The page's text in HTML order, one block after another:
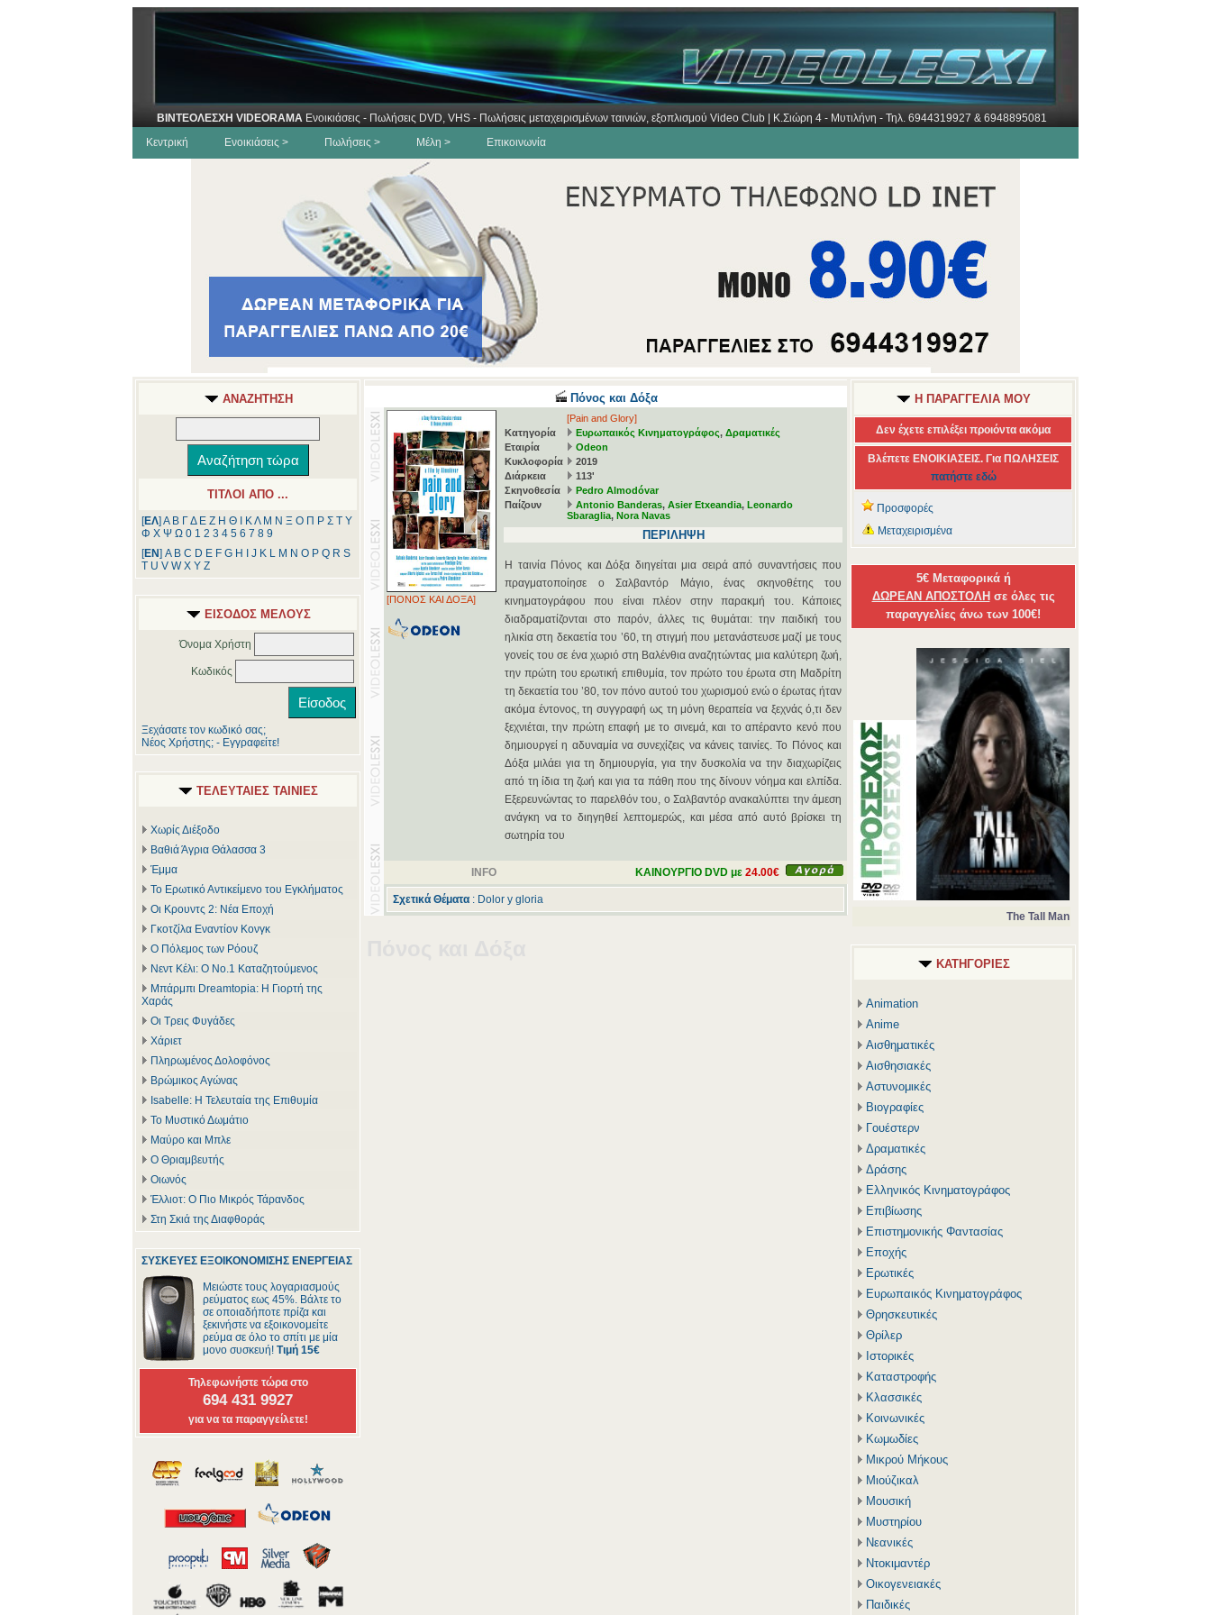
ΒΙΝΤΕΟΛΕΣΧΗ VIDEORAMA Ενοικιάσεις - Πωλήσεις DVD, VHS - Πωλήσεις μεταχειρισμένων ταινιών, εξοπλισμού Video Club | Κ.Σιώρη 4 - Μυτιλήνη - Τηλ. 6944319927 & 6948895081
Κεντρική
Ενοικιάσεις > Πωλήσεις > Μέλη > Επικοινωνία
ΑΝΑΖΗΤΗΣΗ
ΤΙΤΛΟΙ ΑΠΟ ...
[ΕΛ] Α Β ΓΔ Ε Ζ Η Θ ΚΛ Μ Ν Ξ Ο Π Ρ Σ Τ Υ
Φ Χ Ψ Ω 0 1 2 3 4 5 6 7 8 9
[ΕΝ] A B C D E F G H J K L M N O P Q R S
T U V W X Y Z
ΕΙΣΟΔΟΣ ΜΕΛΟΥΣ
Όνομα Χρήστη
Κωδικός
Ξεχάσατε τον κωδικό σας;
Νέος Χρήστης; - Εγγραφείτε!
ΤΕΛΕΥΤΑΙΕΣ ΤΑΙΝΙΕΣ
Χωρίς Διέξοδο
Βαθιά Άγρια Θάλασσα 3
Έμμα
Το Ερωτικό Αντικείμενο του Εγκλήματος
Οι Κρουντς 2: Νέα Εποχή
Γκοτζίλα Εναντίον Κονγκ
Ο Πόλεμος των Ρόουζ
Νεντ Κέλι: Ο Νο.1 Καταζητούμενος
Μπάρμπι Dreamtopia: Η Γιορτή της
Χαράς
Οι Τρεις Φυγάδες
Χάριετ
Πληρωμένος Δολοφόνος
Βρώμικος Αγώνας
Isabelle: Η Τελευταία της Επιθυμία
Το Μυστικό Δωμάτιο
Μαύρο και Μπλε
Ο Θριαμβευτής
Οιωνός
Έλλιοτ: Ο Πιο Μικρός Τάρανδος
Στη Σκιά της Διαφθοράς
ΣΥΣΚΕΥΕΣ ΕΞΟΙΚΟΝΟΜΙΣΗΣ ΕΝΕΡΓΕΙΑΣ
Μειώστε τους λογαριασμούς
ρεύματος εως 45%. Βάλτε το
σε οποιαδήποτε πρίζα και
ξεκινήστε να εξοικονομείτε
ρεύμα σε όλο το σπίτι με μία
μονο συσκευή! Τιμή 15€
Τηλεφωνήστε τώρα στο
694 431 9927
για να τα παραγγείλετε!
Πόνος και Δόξα
[ΠΟΝΟΣ ΚΑΙ ΔΟΞΑ]
[Pain and Glory]
Κατηγορία
Ευρωπαικός Κινηματογράφος, Δραματικές
Εταιρία
Odeon
Κυκλοφορία
2019
Διάρκεια
113'
Σκηνοθεσία
Pedro Almodóvar
Παίζουν
Antonio Banderas, Asier Etxeandia, Leonardo
Sbaraglia, Nora Navas
ΠΕΡΙΛΗΨΗ
Η ταινία Πόνος και Δόξα διηγείται μια σειρά από συναντήσεις που
πραγματοποίησε ο Σαλβαντόρ Μάγιο, ένας σκηνοθέτης του
κινηματογράφου που είναι πλέον στην παρακμή του. Κάποιες
διαδραματίζονται στο παρόν, άλλες τις θυμάται: την παιδική του
ηλικία στη δεκαετία του ’60, τη στιγμή που μετανάστευσε μαζί με τους
γονείς του σε ένα χωριό στη Βαλένθια αναζητώντας μια καλύτερη ζωή,
την πρώτη του ερωτική επιθυμία, τον πρώτο του έρωτα στη Μαδρίτη
τη δεκαετία του ’80, τον πόνο αυτού του χωρισμού ενώ ο έρωτας ήταν
ακόμα έντονος, τη συγγραφή ως τη μόνη θεραπεία να ξεχνάς ό,τι δεν
ξεχνιέται, την πρώτη επαφή με το σινεμά, και το απέραντο κενό που
δημιουργεί η αδυναμία να συνεχίζεις να κάνεις ταινίες. Το Πόνος και
Δόξα μιλάει για τη δημιουργία, για την δυσκολία να την διαχωρίζεις
από τη ίδια τη ζωή και για τα πάθη που της δίνουν νόημα και ελπίδα.
Εξερευνώντας το παρελθόν του, ο Σαλβαντόρ ανακαλύπτει την άμεση
ανάγκη να το διηγηθεί λεπτομερώς, και μέσα από αυτό βρίσκει τη
σωτηρία του
INFO ΚΑΙΝΟΥΡΓΙΟ DVD με 24.00€
Σχετικά Θέματα : Dolor y gloria
Η ΠΑΡΑΓΓΕΛΙΑ ΜΟΥ
Δεν έχετε επιλέξει προιόντα ακόμα
Βλέπετε ΕΝΟΙΚΙΑΣΕΙΣ. Για ΠΩΛΗΣΕΙΣ
πατήστε εδώ
Προσφορές
Μεταχειρισμένα
5€ Μεταφορικά ή
ΔΩΡΕΑΝ ΑΠΟΣΤΟΛΗ σε όλες τις
παραγγελίες άνω των 100€!
The Tall Man
ΚΑΤΗΓΟΡΙΕΣ
Animation
Anime
Αισθηματικές
Αισθησιακές
Αστυνομικές
Βιογραφίες
Γουέστερν
Δραματικές
Δράσης
Ελληνικός Κινηματογράφος
Επιβίωσης
Επιστημονικής Φαντασίας
Εποχής
Ερωτικές
Ευρωπαικός Κινηματογράφος
Θρησκευτικές
Θρίλερ
Ιστορικές
Καταστροφής
Κλασσικές
Κοινωνικές
Κωμωδίες
Μικρού Μήκους
Μιούζικαλ
Μουσική
Μυστηρίου
Νεανικές
Ντοκιμαντέρ
Οικογενειακές
Παιδικές